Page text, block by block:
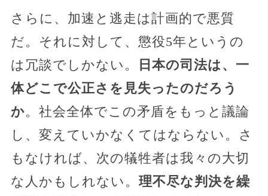
さらに、加速と逃走は計画的で悪質
だ。それに対して、懲役5年というの
は冗談でしかない。
日本の司法は、一
体どこで公正さを見失ったのだろう
か。社会全体でこの矛盾をもっと議論
し、変えていかなくてはならない。さ
もなければ、次の犠牲者は我々の大切
な人かもしれない。 理不尽な判決を繰